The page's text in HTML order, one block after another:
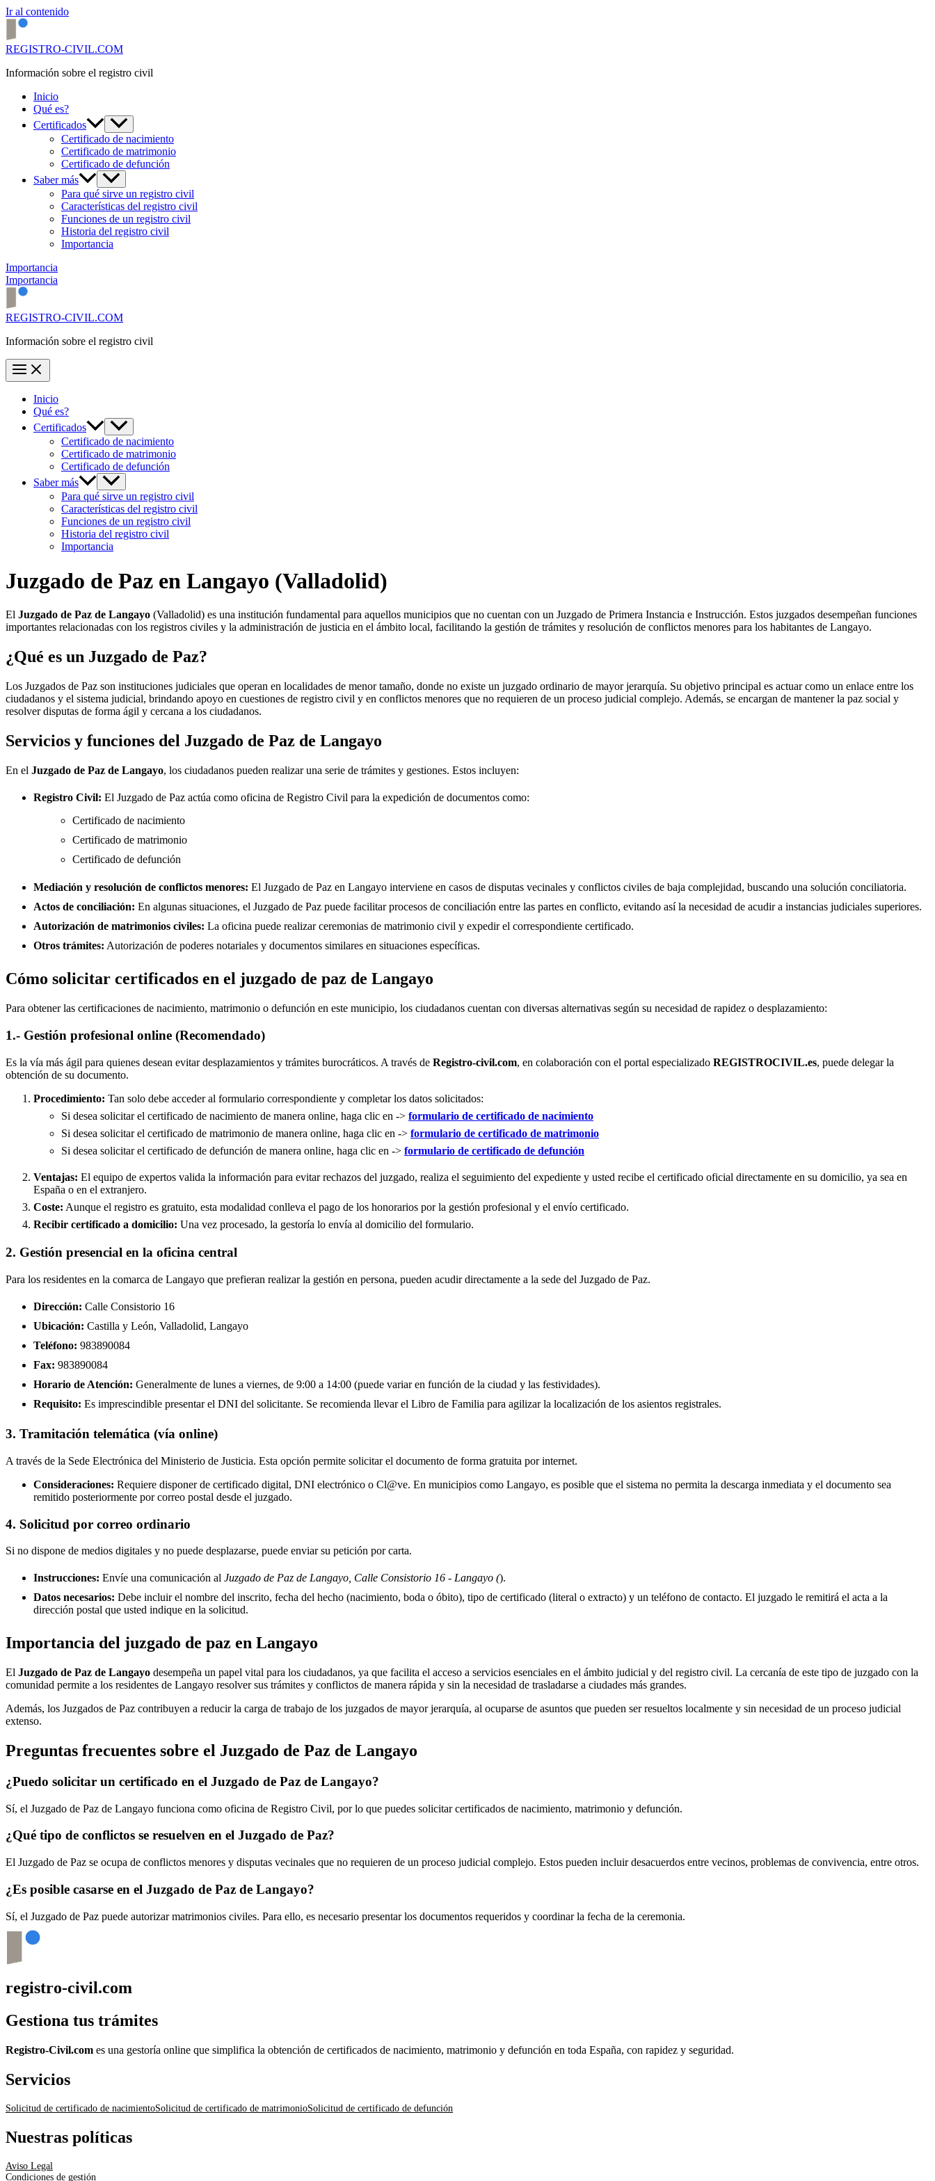
Ir al contenido
REGISTRO-CIVIL.COM
Información sobre el registro civil
Inicio
Qué es?
Certificados
Certificado de nacimiento
Certificado de matrimonio
Certificado de defunción
Saber más
Para qué sirve un registro civil
Características del registro civil
Funciones de un registro civil
Historia del registro civil
Importancia
Importancia
Importancia
REGISTRO-CIVIL.COM
Información sobre el registro civil
Inicio
Qué es?
Certificados
Certificado de nacimiento
Certificado de matrimonio
Certificado de defunción
Saber más
Para qué sirve un registro civil
Características del registro civil
Funciones de un registro civil
Historia del registro civil
Importancia
Juzgado de Paz en Langayo (Valladolid)
El Juzgado de Paz de Langayo (Valladolid) es una institución fundamental para aquellos municipios que no cuentan con un Juzgado de Primera Instancia e Instrucción. Estos juzgados desempeñan funciones
importantes relacionadas con los registros civiles y la administración de justicia en el ámbito local, facilitando la gestión de trámites y resolución de conflictos menores para los habitantes de Langayo.
¿Qué es un Juzgado de Paz?
Los Juzgados de Paz son instituciones judiciales que operan en localidades de menor tamaño, donde no existe un juzgado ordinario de mayor jerarquía. Su objetivo principal es actuar como un enlace entre los
ciudadanos y el sistema judicial, brindando apoyo en cuestiones de registro civil y en conflictos menores que no requieren de un proceso judicial complejo. Además, se encargan de mantener la paz social y
resolver disputas de forma ágil y cercana a los ciudadanos.
Servicios y funciones del Juzgado de Paz de Langayo
En el Juzgado de Paz de Langayo, los ciudadanos pueden realizar una serie de trámites y gestiones. Estos incluyen:
Registro Civil: El Juzgado de Paz actúa como oficina de Registro Civil para la expedición de documentos como:
Certificado de nacimiento
Certificado de matrimonio
Certificado de defunción
Mediación y resolución de conflictos menores: El Juzgado de Paz en Langayo interviene en casos de disputas vecinales y conflictos civiles de baja complejidad, buscando una solución conciliatoria.
Actos de conciliación: En algunas situaciones, el Juzgado de Paz puede facilitar procesos de conciliación entre las partes en conflicto, evitando así la necesidad de acudir a instancias judiciales superiores.
Autorización de matrimonios civiles: La oficina puede realizar ceremonias de matrimonio civil y expedir el correspondiente certificado.
Otros trámites: Autorización de poderes notariales y documentos similares en situaciones específicas.
Cómo solicitar certificados en el juzgado de paz de Langayo
Para obtener las certificaciones de nacimiento, matrimonio o defunción en este municipio, los ciudadanos cuentan con diversas alternativas según su necesidad de rapidez o desplazamiento:
1.- Gestión profesional online (Recomendado)
Es la vía más ágil para quienes desean evitar desplazamientos y trámites burocráticos. A través de Registro-civil.com, en colaboración con el portal especializado REGISTROCIVIL.es, puede delegar la
obtención de su documento.
Procedimiento: Tan solo debe acceder al formulario correspondiente y completar los datos solicitados:
Si desea solicitar el certificado de nacimiento de manera online, haga clic en -> formulario de certificado de nacimiento
Si desea solicitar el certificado de matrimonio de manera online, haga clic en -> formulario de certificado de matrimonio
Si desea solicitar el certificado de defunción de manera online, haga clic en -> formulario de certificado de defunción
Ventajas: El equipo de expertos valida la información para evitar rechazos del juzgado, realiza el seguimiento del expediente y usted recibe el certificado oficial directamente en su domicilio, ya sea en
España o en el extranjero.
Coste: Aunque el registro es gratuito, esta modalidad conlleva el pago de los honorarios por la gestión profesional y el envío certificado.
Recibir certificado a domicilio: Una vez procesado, la gestoría lo envía al domicilio del formulario.
2. Gestión presencial en la oficina central
Para los residentes en la comarca de Langayo que prefieran realizar la gestión en persona, pueden acudir directamente a la sede del Juzgado de Paz.
Dirección: Calle Consistorio 16
Ubicación: Castilla y León, Valladolid, Langayo
Teléfono: 983890084
Fax: 983890084
Horario de Atención: Generalmente de lunes a viernes, de 9:00 a 14:00 (puede variar en función de la ciudad y las festividades).
Requisito: Es imprescindible presentar el DNI del solicitante. Se recomienda llevar el Libro de Familia para agilizar la localización de los asientos registrales.
3. Tramitación telemática (vía online)
A través de la Sede Electrónica del Ministerio de Justicia. Esta opción permite solicitar el documento de forma gratuita por internet.
Consideraciones: Requiere disponer de certificado digital, DNI electrónico o Cl@ve. En municipios como Langayo, es posible que el sistema no permita la descarga inmediata y el documento sea
remitido posteriormente por correo postal desde el juzgado.
4. Solicitud por correo ordinario
Si no dispone de medios digitales y no puede desplazarse, puede enviar su petición por carta.
Instrucciones: Envíe una comunicación al Juzgado de Paz de Langayo, Calle Consistorio 16 - Langayo ().
Datos necesarios: Debe incluir el nombre del inscrito, fecha del hecho (nacimiento, boda o óbito), tipo de certificado (literal o extracto) y un teléfono de contacto. El juzgado le remitirá el acta a la
dirección postal que usted indique en la solicitud.
Importancia del juzgado de paz en Langayo
El Juzgado de Paz de Langayo desempeña un papel vital para los ciudadanos, ya que facilita el acceso a servicios esenciales en el ámbito judicial y del registro civil. La cercanía de este tipo de juzgado con la
comunidad permite a los residentes de Langayo resolver sus trámites y conflictos de manera rápida y sin la necesidad de trasladarse a ciudades más grandes.
Además, los Juzgados de Paz contribuyen a reducir la carga de trabajo de los juzgados de mayor jerarquía, al ocuparse de asuntos que pueden ser resueltos localmente y sin necesidad de un proceso judicial
extenso.
Preguntas frecuentes sobre el Juzgado de Paz de Langayo
¿Puedo solicitar un certificado en el Juzgado de Paz de Langayo?
Sí, el Juzgado de Paz de Langayo funciona como oficina de Registro Civil, por lo que puedes solicitar certificados de nacimiento, matrimonio y defunción.
¿Qué tipo de conflictos se resuelven en el Juzgado de Paz?
El Juzgado de Paz se ocupa de conflictos menores y disputas vecinales que no requieren de un proceso judicial complejo. Estos pueden incluir desacuerdos entre vecinos, problemas de convivencia, entre otros.
¿Es posible casarse en el Juzgado de Paz de Langayo?
Sí, el Juzgado de Paz puede autorizar matrimonios civiles. Para ello, es necesario presentar los documentos requeridos y coordinar la fecha de la ceremonia.
registro-civil.com
Gestiona tus trámites
Registro-Civil.com es una gestoría online que simplifica la obtención de certificados de nacimiento, matrimonio y defunción en toda España, con rapidez y seguridad.
Servicios
Solicitud de certificado de nacimientoSolicitud de certificado de matrimonioSolicitud de certificado de defunción
Nuestras políticas
Aviso Legal
Condiciones de gestión